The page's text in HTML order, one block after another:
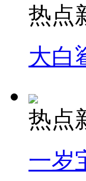
热点
大白
热点
一岁